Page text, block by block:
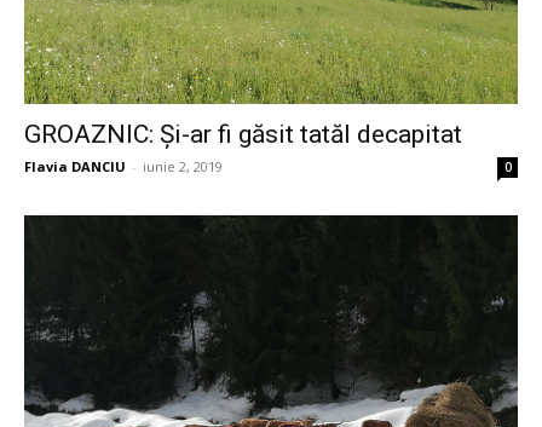
GROAZNIC: Și-ar fi găsit tatăl decapitat
Flavia DANCIU - iunie 2, 2019 0